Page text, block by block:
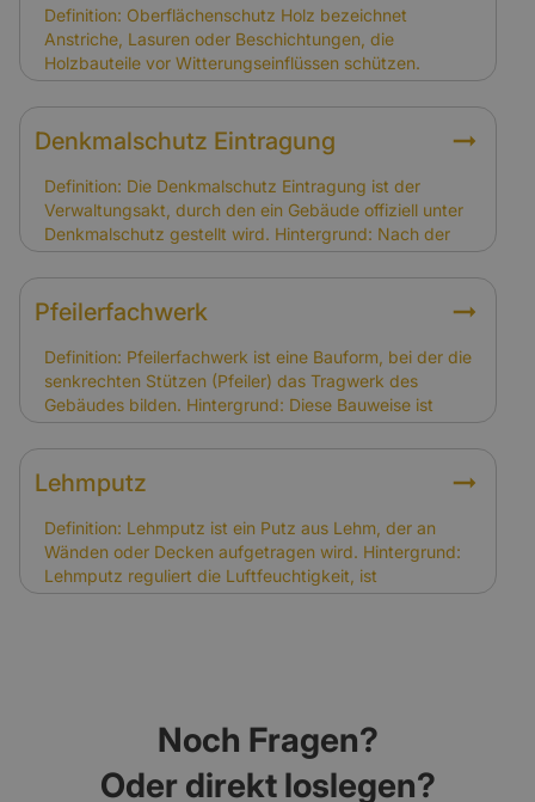
Sturm oder Hagel sind gedeckt. Schäden durch
Grundwasser oder fehlende Abdichtungen sind nur mit
Elementarversicherung abgesichert.
Definition: Oberflächenschutz Holz bezeichnet
Anstriche, Lasuren oder Beschichtungen, die
Holzbauteile vor Witterungseinflüssen schützen.
Hintergrund: In Fachwerkhäusern dient er dem Erhalt
der tragenden Holzkonstruktion und der optischen
Gestaltung. Regelmäßige Pflege ist notwendig, um
Schäden zu vermeiden. Relevanz für Versicherung:
Schäden durch fehlenden Oberflächenschutz gelten
als Instandhaltungsproblem. Schäden durch Sturm
oder Feuer sind hingegen gedeckt.
Denkmalschutz Eintragung
Definition: Die Denkmalschutz Eintragung ist der
Verwaltungsakt, durch den ein Gebäude offiziell unter
Denkmalschutz gestellt wird. Hintergrund: Nach der
Eintragung gelten spezielle Auflagen für Sanierung,
Umbau und Nutzung. Eigentümer müssen diese
Auflagen beachten. Relevanz für Versicherung: Die
Versicherungsbedarf, da Wiederherstellungen
aufwändiger sind. Versicherer berücksichtigen dies
bei der Kalkulation der Prämien.
Pfeilerfachwerk
Definition: Pfeilerfachwerk ist eine Bauform, bei der die
senkrechten Stützen (Pfeiler) das Tragwerk des
Gebäudes bilden. Hintergrund: Diese Bauweise ist
besonders stabil und findet sich in historischen Bauten
wie Scheunen oder Stadthäusern. Sie erfordert
handwerkliche Spezialkenntnisse. Relevanz für
Versicherung: Pfeilerfachwerk kann die
Sanierungskosten erhöhen, was bei der Kalkulation
der Versicherungssumme berücksichtigt werden
muss.
Lehmputz
Definition: Lehmputz ist ein Putz aus Lehm, der an
Wänden oder Decken aufgetragen wird. Hintergrund:
Lehmputz reguliert die Luftfeuchtigkeit, ist
diffusionsoffen und trägt zu einem gesunden
Noch Fragen?
Oder direkt loslegen?